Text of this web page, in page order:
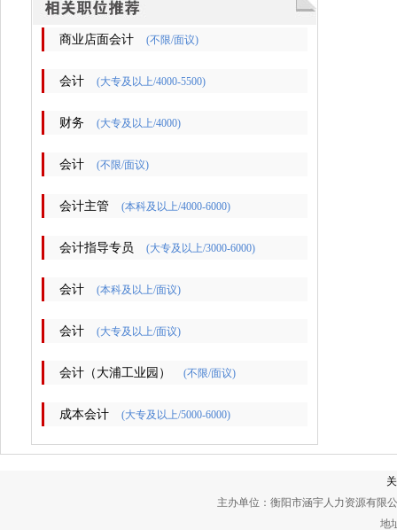
商业店面会计 (不限/面议)
会计 (大专及以上/4000-5500)
财务 (大专及以上/4000)
会计 (不限/面议)
会计主管 (本科及以上/4000-6000)
会计指导专员 (大专及以上/3000-6000)
会计 (本科及以上/面议)
会计 (大专及以上/面议)
会计（大浦工业园） (不限/面议)
成本会计 (大专及以上/5000-6000)
主办单位：衡阳市涵宇人力资源有限
地